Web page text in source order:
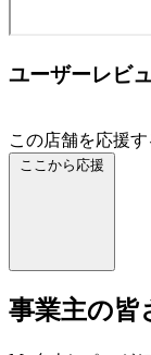
ユーザーレビ
この店舗を応援す
ここから応援
事業主の皆